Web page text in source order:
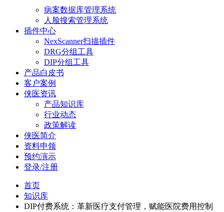
病案数据库管理系统
人脸搜索管理系统
插件中心
NexScanner扫描插件
DRG分组工具
DIP分组工具
产品白皮书
客户案例
侠医资讯
产品知识库
行业动态
政策解读
侠医简介
资料申领
预约演示
登录/注册
首页
知识库
DIP付费系统：革新医疗支付管理，赋能医院费用控制